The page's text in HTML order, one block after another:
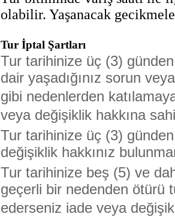
olabilir. Yaşanacak
Tur İptal Şartları
Tur tarihinize üç (3)
dair yaşadığınız sorun
gibi nedenlerden
veya değişiklik hakkına
Tur tarihinize üç (3)
değişiklik hakkınız
Tur tarihinize beş (5) ve
geçerli bir nedenden ötürü
ederseniz iade veya